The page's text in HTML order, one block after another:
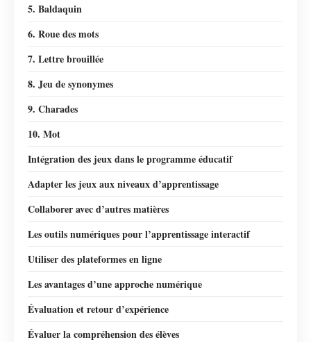
5. Baldaquin
6. Roue des mots
7. Lettre brouillée
8. Jeu de synonymes
9. Charades
10. Mot
Intégration des jeux dans le programme éducatif
Adapter les jeux aux niveaux d’apprentissage
Collaborer avec d’autres matières
Les outils numériques pour l’apprentissage interactif
Utiliser des plateformes en ligne
Les avantages d’une approche numérique
Évaluation et retour d’expérience
Évaluer la compréhension des élèves